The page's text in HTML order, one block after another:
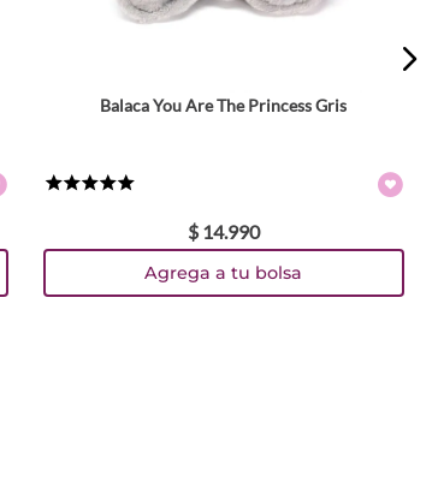
Balaca You Are The Princess Gris
$ 14.990
Agrega a tu bolsa